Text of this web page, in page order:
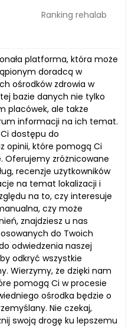
Ranking rehalab
platforma, która może
doradcą w
ośrodków zdrowia w
bazie danych nie tylko
placówek, ale także
informacji na ich temat.
dostępu do
opinii, które pomogą Ci
Oferujemy zróżnicowane
recenzje użytkowników
na temat lokalizacji i
na to, czy interesuje
czy może
znajdziesz u nas
do Twoich
odwiedzenia naszej
odkryć wszystkie
Wierzymy, że dzięki nam
pomogą Ci w procesie
ośrodka będzie o
Nie czekaj,
swoją drogę ku lepszemu